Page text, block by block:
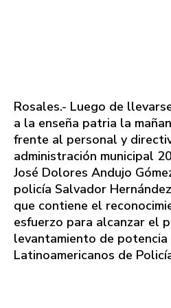
Rosales.- Luego de
a la enseña patria la
frente al personal y
administración municipal
José Dolores Andujo
policía Salvador
que contiene el
esfuerzo para alcanzar el
levantamiento de potencia
Latinoamericanos de